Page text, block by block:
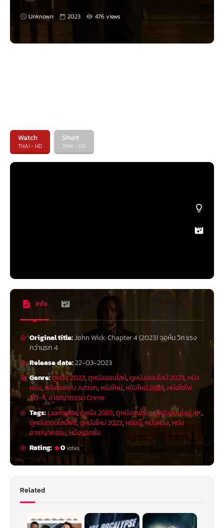
Unknown 2023 476 views
Watch
THAI - HD
Short
THAI - HD
Info
Original title:John Wick: Chapter 4 (2023) จอห์น วิค แรง
กว่านรก 4
Release date:22-03-2023
Genre:ดูหนัง 2023,ดูหนังออนไลน์,ดูหนังออนไลน์ 2023, หนัง
ฝรั่ง, หนังแอคชั่น Action, หนังใหม่, หนังใหม่ 2023, หนังไซไฟ
Sci-fi,อาชญากรรม Crime
Tags:Lionsgate,ดูหนัง 2023,ดูหนังชนโรง,ดูหนังออนไลน์ 4K,
ดูหนังออนไลน์ฟรี,ดูหนังใหม่ 2023, หนังบู๊,หนังฝรั่ง, หนัง
อาชญากรรม, หนังแอคชั่น
Rating:
0votes
Related